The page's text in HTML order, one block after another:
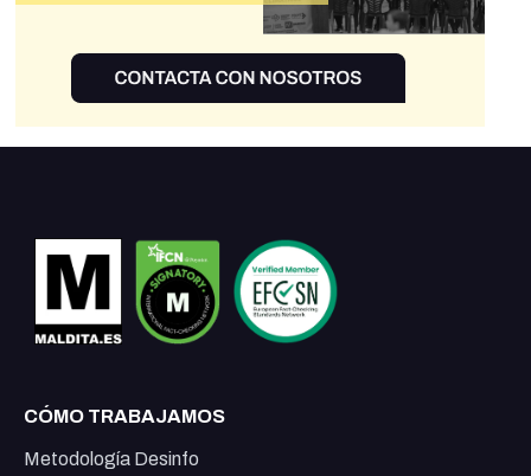
CÓMO TRABAJAMOS
Metodología Desinfo